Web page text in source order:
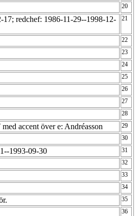
20
redchef: 1986-11-29--1998-12-
21
22
23
24
25
26
27
28
accent över e: Andréasson 29
30
1993-09-30 31
32
33
34
35
36